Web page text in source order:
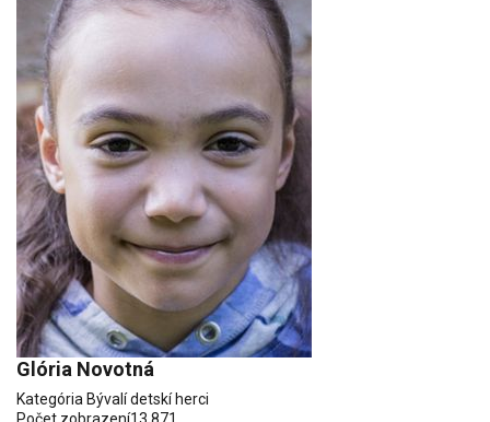
Glória Novotná
Kategória Bývalí detskí herci
Počet zobrazení13,871